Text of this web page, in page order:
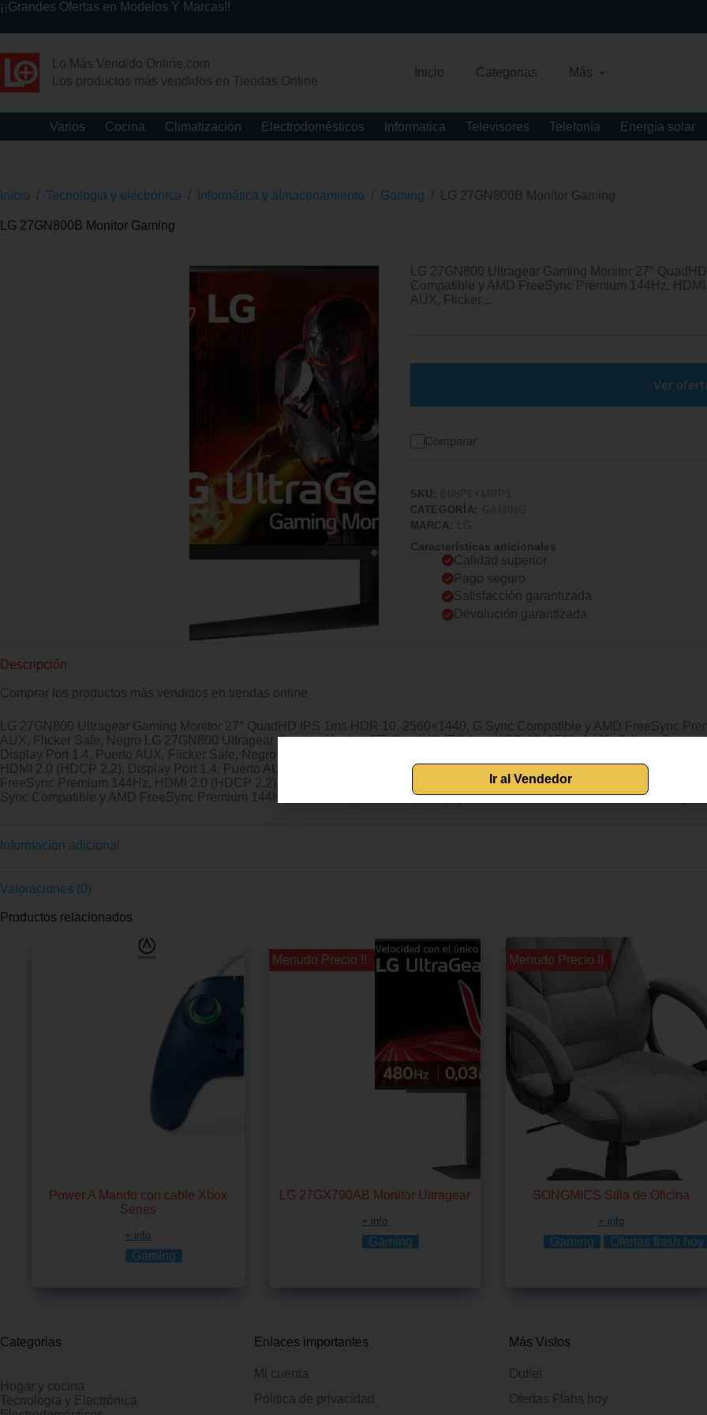
¡¡Grandes Ofertas en Modelos Y Marcas!!
Lo Más Vendido Online.com
Los productos más vendidos en Tiendas Online
Inicio Categorias Más
Varios Cocina Climatización Electrodomésticos Informatica Televisores Telefonía Energía solar
Inicio / Tecnologia y electrónica / Informática y almacenamiento / Gaming / LG 27GN800B Monitor Gaming
LG 27GN800B Monitor Gaming
LG 27GN800 Ultragear Gaming Monitor 27″
Compatible y AMD FreeSync Premium 144Hz,
AUX, Flicker…
Ver
Comparar
SKU:
CATEGORÍA:
MARCA:
Características adicionales
Calidad superior
Pago seguro
Satisfacción garantizada
Devolución garantizada
Descripción
Comprar los productos más vendidos en tiendas online
LG 27GN800 Ultragear Gaming Monitor 27″ QuadHD IPS 1ms HDR 10, 2560×1440, G Sync Compatible y AMD FreeSync
AUX, Flicker Safe, Negro LG 27GN800 Ultragear Gaming Monitor 27″ QuadHD IPS 1ms HDR 10, 2560×1440, G Sync
Display Port 1.4, Puerto AUX, Flicker Safe, Negro LG 27GN800 Ultragear Gaming Monitor 27″ QuadHD IPS 1ms HDR 10,
HDMI 2.0 (HDCP 2.2), Display Port 1.4, Puerto AUX, Flicker Safe, Negro LG 27GN800 Ultragear Gaming Monitor 27″
FreeSync Premium 144Hz, HDMI 2.0 (HDCP 2.2), Display Port 1.4, Puerto AUX, Flicker Safe, Negro LG 27GN800 Ultragear
Sync Compatible y AMD FreeSync Premium 144Hz, HDMI 2.0 (HDCP 2.2), Display Port 1.4, Puerto AUX, Flicker Safe, Negro
Información adicional
Valoraciones (0)
Productos relacionados
Power A Mando con cable Xbox
Series
+ info
Gaming
¡¡ Menudo Precio !!
LG 27GX790AB Monitor Ultragear
+ info
Gaming
¡¡ Menudo Precio !!
SONGMICS Silla de Oficina
+ info
Gaming Ofertas flash hoy
Categorias
Hogar y cocina
Tecnologia y Electrónica
Enlaces importantes
Mi cuenta
Politica de privacidad
Más Vistos
Outlet
Ofertas Flahs hoy